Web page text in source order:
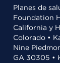
Planes de
Foundation
California y
Colorado •
Nine
GA 30305 •